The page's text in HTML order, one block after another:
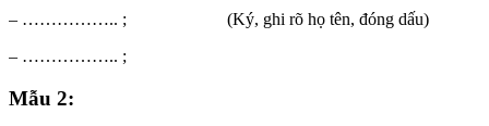
– …………….. ; (Ký, ghi rõ họ tên, đóng dấu)
– …………….. ;
Mẫu 2: